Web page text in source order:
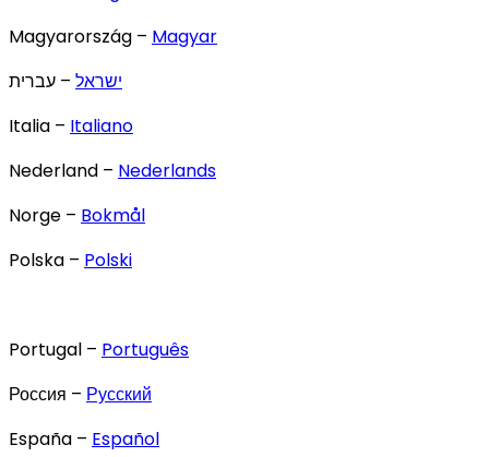
Magyarország – Magyar
ישראל – עברית
Italia – Italiano
Nederland – Nederlands
Norge – Bokmål
Polska – Polski
Portugal – Português
Россия – Русский
España – Español